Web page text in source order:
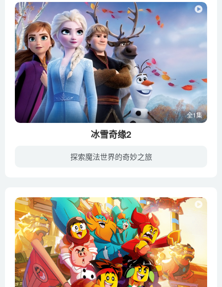
全1集
冰雪奇缘2
探索魔法世界的奇妙之旅